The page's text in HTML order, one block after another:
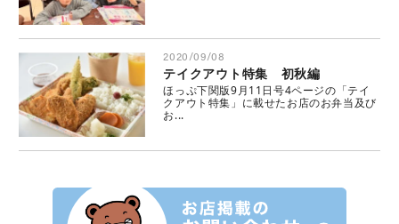
2020/09/08
テイクアウト特集 初秋編
ほっぷ下関版9月11日号4ページの「テイ
クアウト特集」に載せたお店のお弁当及び
お...